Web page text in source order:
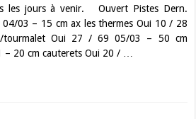
les jours à venir. Ouvert Pistes Dern.
03 – 15 cm ax les thermes Oui 10 / 28
tourmalet Oui 27 / 69 05/03 – 50 cm
20 cm cauterets Oui 20 / …